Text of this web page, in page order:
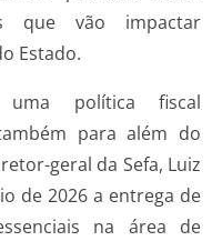
que vão impactar
Estado.
política fiscal
para além do
geral da Sefa, Luiz
de 2026 a entrega de
na área de